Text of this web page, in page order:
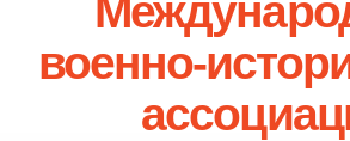
военно-